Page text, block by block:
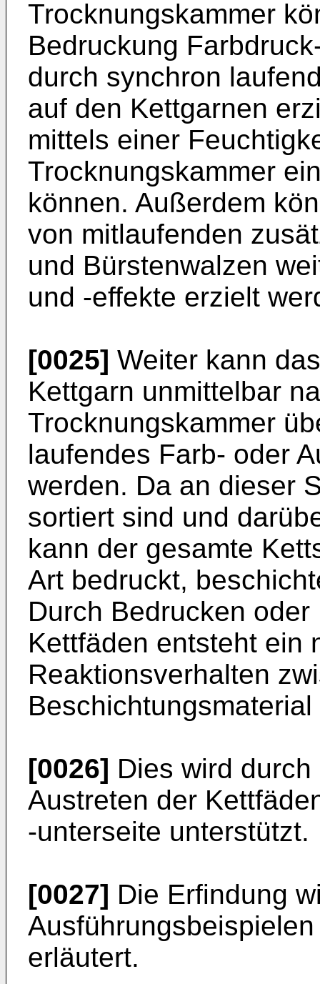
Trocknungskammer
Bedruckung
durch synchron
auf den Kettgarnen
mittels einer
Trocknungskammer
können. Außerdem
von mitlaufenden
und Bürstenwalzen
und -effekte erzielt
[0025] Weiter kann
Kettgarn unmittelbar
Trocknungskammer
laufendes Farb- oder
werden. Da an dieser
sortiert sind und
kann der gesamte
Art bedruckt,
Durch Bedrucken
Kettfäden entsteht ein
Reaktionsverhalten
[0026] Dies wird
Austreten der
-unterseite unterstützt.
[0027] Die Erfindung
erläutert.